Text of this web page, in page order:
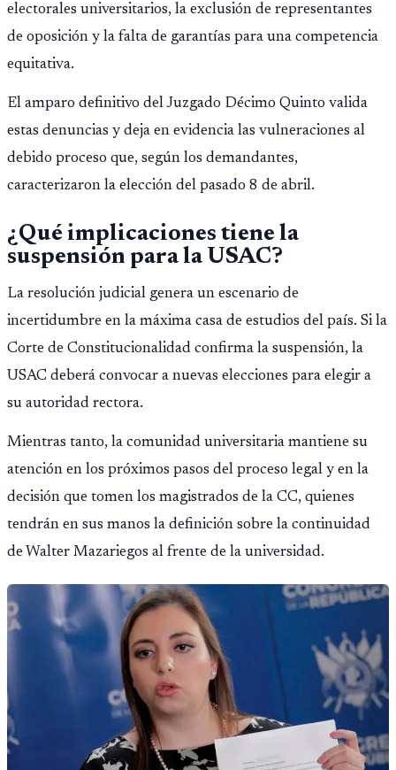
electorales universitarios, la exclusión de representantes
de oposición y la falta de garantías para una competencia
equitativa.
El amparo definitivo del Juzgado Décimo Quinto valida
estas denuncias y deja en evidencia las vulneraciones al
debido proceso que, según los demandantes,
caracterizaron la elección del pasado 8 de abril.
¿Qué implicaciones tiene la
suspensión para la USAC?
La resolución judicial genera un escenario de
incertidumbre en la máxima casa de estudios del país. Si la
Corte de Constitucionalidad confirma la suspensión, la
USAC deberá convocar a nuevas elecciones para elegir a
su autoridad rectora.
Mientras tanto, la comunidad universitaria mantiene su
atención en los próximos pasos del proceso legal y en la
decisión que tomen los magistrados de la CC, quienes
tendrán en sus manos la definición sobre la continuidad
de Walter Mazariegos al frente de la universidad.